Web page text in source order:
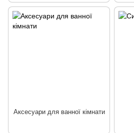
Аксесуари для ванної кімнати